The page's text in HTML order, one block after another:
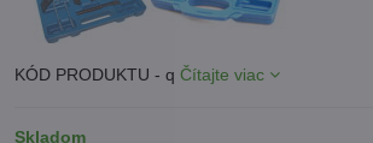
KÓD PRODUKTU - q Čítajte viac
Skladom